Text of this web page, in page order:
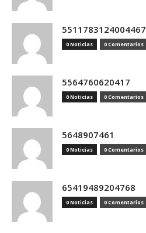
5511783124004467
0 Noticias 0 Comentarios
5564760620417
0 Noticias 0 Comentarios
5648907461
0 Noticias 0 Comentarios
65419489204768
0 Noticias 0 Comentarios